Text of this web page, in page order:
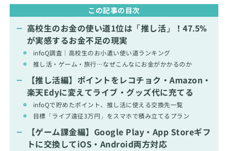
この記事の目次
高校生のお金の使い道1位は「推し活」！47.5%
が実感するお金不足の現実
infoQ調査｜高校生のお小遣い使い道ランキング
推し活・ゲーム・旅行…なぜこんなにお金がかかるのか
【推し活編】ポイントをレコチョク・Amazon・
楽天Edyに変えてライブ・グッズ代に充てる
infoQで貯めたポイント、推し活に使える交換先一覧
目標「ライブ遠征3万円」をスマホで積み立てるプラン
【ゲーム課金編】Google Play・App Storeギフ
トに交換してiOS・Android両方対応